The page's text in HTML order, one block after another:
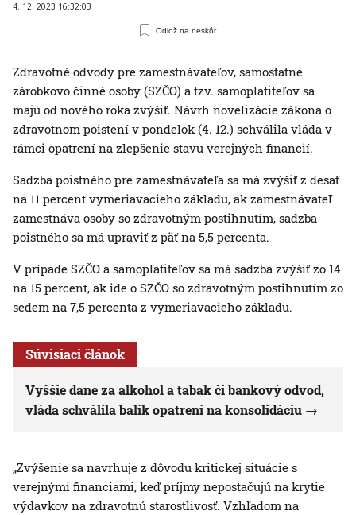
4. 12. 2023 16:32:03
Odlož na neskôr
Zdravotné odvody pre zamestnávateľov, samostatne
zárobkovo činné osoby (SZČO) a tzv. samoplatiteľov sa
majú od nového roka zvýšiť. Návrh novelizácie zákona o
zdravotnom poistení v pondelok (4. 12.) schválila vláda v
rámci opatrení na zlepšenie stavu verejných financií.
Sadzba poistného pre zamestnávateľa sa má zvýšiť z desať
na 11 percent vymeriavacieho základu, ak zamestnávateľ
zamestnáva osoby so zdravotným postihnutím, sadzba
poistného sa má upraviť z päť na 5,5 percenta.
V prípade SZČO a samoplatiteľov sa má sadzba zvýšiť zo 14
na 15 percent, ak ide o SZČO so zdravotným postihnutím zo
sedem na 7,5 percenta z vymeriavacieho základu.
Súvisiaci článok
Vyššie dane za alkohol a tabak či bankový odvod,
vláda schválila balík opatrení na konsolidáciu
„Zvýšenie sa navrhuje z dôvodu kritickej situácie s
verejnými financiami, keď príjmy nepostačujú na krytie
výdavkov na zdravotnú starostlivosť. Vzhľadom na